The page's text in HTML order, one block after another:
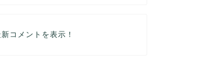
コメントを表示！